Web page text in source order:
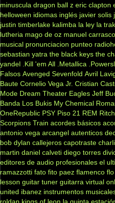
minuscula dragon ball z eric clapton
helloween idiomas inglés javier solis
justin timberlake kalimba la ley la
lutheria mago de oz manuel carrasco
musical pronunciacion punteo
sebastian yatra the black keys the
yandel .Kill 'em All .Metallica
Falsos Avenged Sevenfold Avril
Baute Cornelio Vega Jr. Cristian
Mode Dream Theater Eagles Jeff
Banda Los Bukis My Chemical
OneRepublic PSY Piso 21 REM
Scorpions Train acordes básicos
antonio vega arcangel autenticos
bob dylan callejeros capotraste
martin daniel calveti diego torres
editores de audio profesionales el
ramazzotti fato fito paez flamenco
lesson guitar tuner guitarra virtual
united ibanez instrumentos